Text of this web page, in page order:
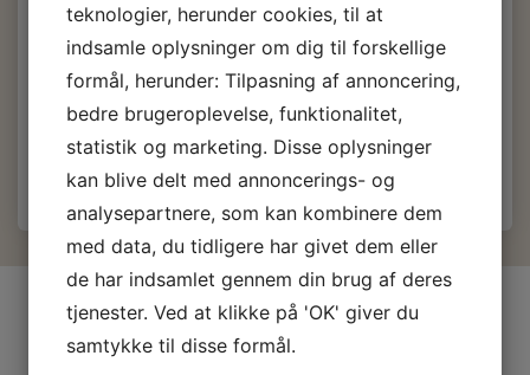
125,00 DKK m/Moms
100,00 DKK u/Moms )
Læg i kurv
INFORMATIONER
Firma profil
teknologier, herunder cookies, til at
indsamle oplysninger om dig til forskellige
formål, herunder: Tilpasning af annoncering,
bedre brugeroplevelse, funktionalitet,
statistik og marketing. Disse oplysninger
kan blive delt med annoncerings- og
analysepartnere, som kan kombinere dem
med data, du tidligere har givet dem eller
de har indsamlet gennem din brug af deres
tjenester. Ved at klikke på 'OK' giver du
samtykke til disse formål.